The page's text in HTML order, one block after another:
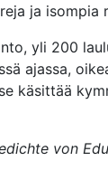
ja isompia
yli 200
ajassa,
käsittää
von